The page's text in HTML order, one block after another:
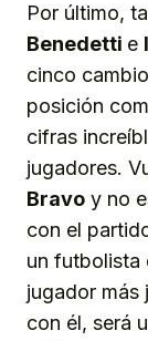
Por último,
Benedetti e
cinco
posición
cifras
jugadores.
Bravo y no
con el
un futbolista
jugador más
con él, será